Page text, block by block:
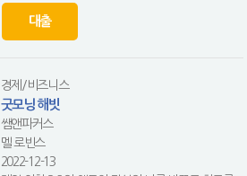
대출
경제/비즈니스
굿모닝 해빗
쌤앤파커스
멜 로빈스
2022-12-13